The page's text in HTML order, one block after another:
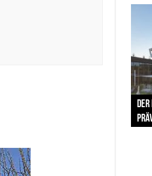
The